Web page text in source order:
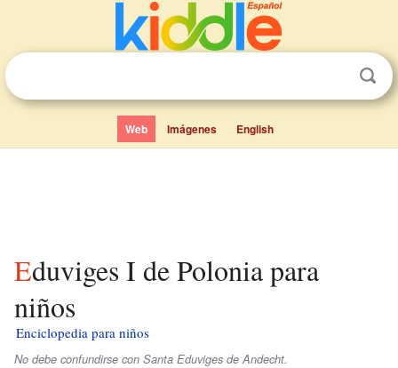
Web Imágenes English
Eduviges I de Polonia para
niños
Enciclopedia para niños
No debe confundirse con Santa Eduviges de Andecht.